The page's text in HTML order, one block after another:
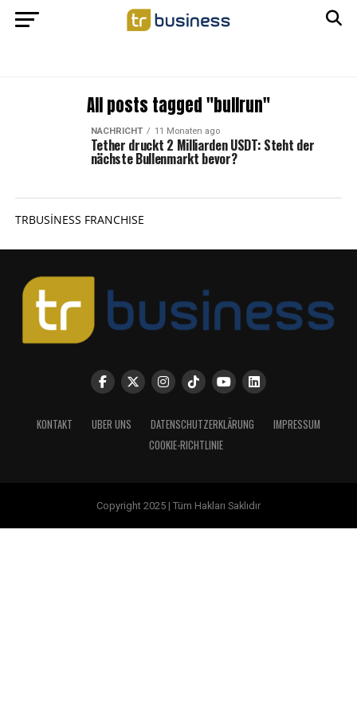
All posts tagged "bullrun"
NACHRICHT 11 Monaten ago
Tether druckt 2 Milliarden USDT: Steht der
nächste Bullenmarkt bevor?
TRBUSİNESS FRANCHISE
KONTAKT UBER UNS DATENSCHUTZERKLÄRUNG
IMPRESSUM
COOKIE-RICHTLINIE
Copyright 2025 | Tüm Hakları Saklıdır